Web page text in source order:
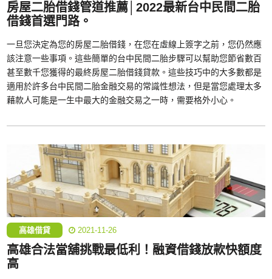
房屋二胎借錢管道推薦│2022最新台中民間二胎
借錢首選門路。
一旦您決定為您的房屋二胎借錢，在您在虛線上簽字之前，您仍然應
該注意一些事項。這些簡單的台中民間二胎步驟可以幫助您節省數百
甚至數千您獲得的最終房屋二胎借錢貸款。這些技巧中的大多數都是
適用於許多台中民間二胎金融交易的常識性想法，但是當您處理太多
藉款人可能是一生中最大的金融交易之一時，需要格外小心。
高雄借貸 2021-11-26
高雄合法當舖挑戰最低利！融資借錢放款快額度
高